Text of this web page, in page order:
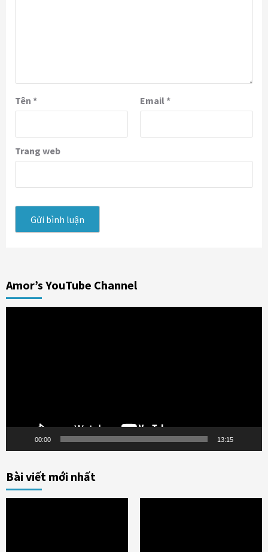
Tên * Email*
Trang web
Amor’s YouTube Channel
00:00 13:15
Bài viết mới nhất